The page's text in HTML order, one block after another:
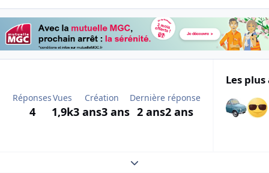
Réponses
4
Vues
1,9k
Création
3 ans3 ans
Dernière réponse
2 ans2 ans
Les
Expand topic overview